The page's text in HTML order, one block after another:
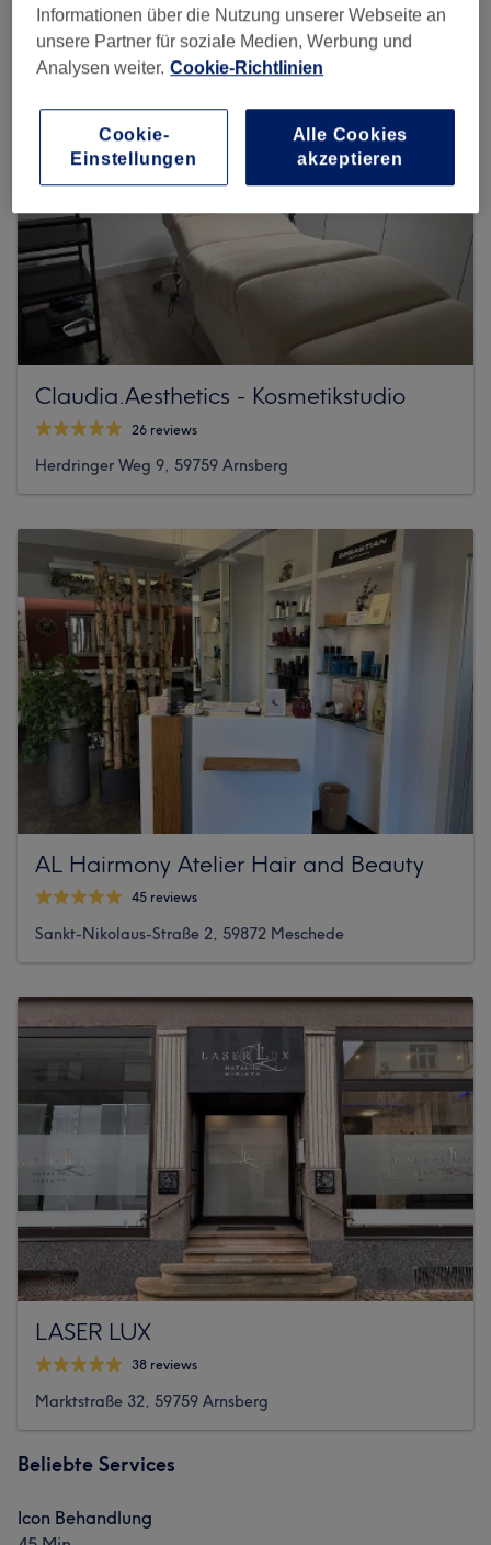
Claudia.Aesthetics - Kosmetikstudio
26 reviews
Herdringer Weg 9, 59759 Arnsberg
AL Hairmony Atelier Hair and Beauty
45 reviews
Sankt-Nikolaus-Straße 2, 59872 Meschede
LASER LUX
38 reviews
Marktstraße 32, 59759 Arnsberg
Beliebte Services
Icon Behandlung
Informationen über die Nutzung unserer Webseite an
unsere Partner für soziale Medien, Werbung und
Analysen weiter. Cookie-Richtlinien
Cookie-
Einstellungen
Alle Cookies
akzeptieren